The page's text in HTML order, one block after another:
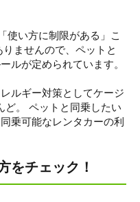
使い方に制限がある」こ
ませんので、ペットと
ルが定められています。
ルギー対策としてケージ
ど。 ペットと同乗したい
乗可能なレンタカーの利
をチェック！